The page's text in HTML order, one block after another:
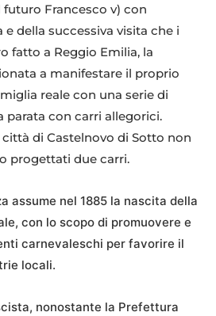
Francesco v) con
e della successiva visita che i
fatto a Reggio Emilia, la
a manifestare il proprio
reale con una serie di
parata con carri allegorici.
città di Castelnovo di Sotto non
progettati due carri.
assume nel 1885 la nascita della
con lo scopo di promuovere e
carnevaleschi per favorire il
locali.
nonostante la Prefettura